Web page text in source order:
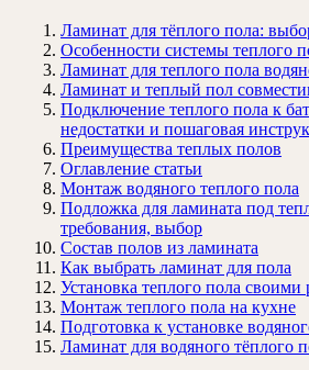
Ламинат для тёплого пола:
Особенности системы теплого
Ламинат для теплого пола
Ламинат и теплый пол
Подключение теплого пола к
недостатки и пошаговая
Преимущества теплых полов
Оглавление статьи
Монтаж водяного теплого пола
Подложка для ламината под
требования, выбор
Состав полов из ламината
Как выбрать ламинат для пола
Установка теплого пола своими
Монтаж теплого пола на кухне
Подготовка к установке
Ламинат для водяного тёплого